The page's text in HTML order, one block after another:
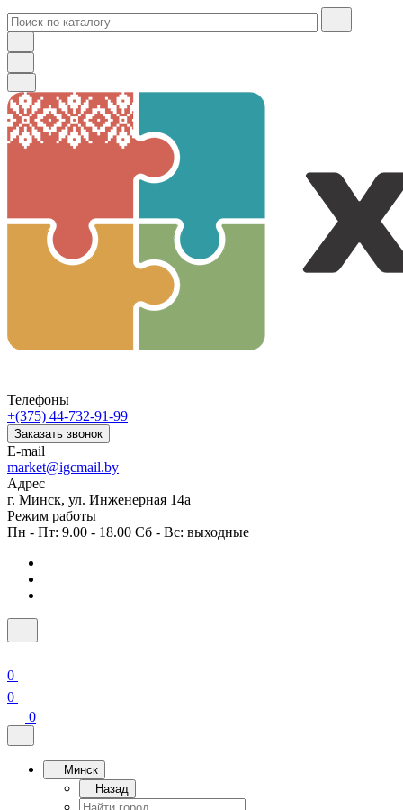
Телефоны
+(375) 44-732-91-99
Заказать звонок
E-mail
market@igcmail.by
Адрес
г. Минск, ул. Инженерная 14а
Режим работы
Пн - Пт: 9.00 - 18.00 Сб - Вс: выходные
0
0
0
Минск
Назад